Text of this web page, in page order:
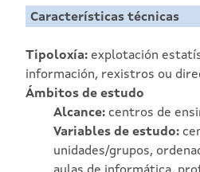
Características técnicas
Tipoloxía: explotación
información, rexistros ou
Ámbitos de estudo
Alcance: centros de
Variables de estudo:
unidades/grupos,